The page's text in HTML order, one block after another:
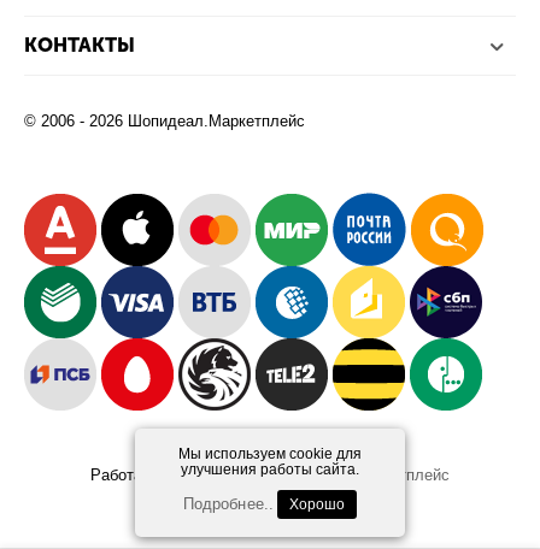
Мы используем cookie для
улучшения работы сайта.
Подробнее.. Хорошо
КОНТАКТЫ
© 2006 - 2026 Шопидеал.Маркетплейс
Работает на платформеШопидеал.Маркетплейс
Design and DevelopmentAfsun